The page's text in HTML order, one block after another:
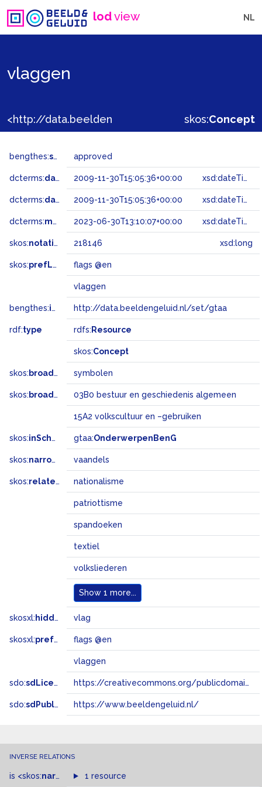
lodview NL
vlaggen
skos:Concept
bengthes:status approved
dcterms:dateAccepted 2009-11-30T15:05:36+00:00 xsd:dateTime
dcterms:dateSubmitted 2009-11-30T15:05:36+00:00 xsd:dateTime
dcterms:modified 2023-06-30T13:10:07+00:00 xsd:dateTime
skos:notation 218146 xsd:long
skos:prefLabel flags @en
vlaggen
bengthes:inSet http://data.beeldengeluid.nl/set/gtaa
rdf:type rdfs: Resource
skos:Concept
skos: broader symbolen
skos: broadMatch 03B0 bestuur en geschiedenis algemeen
15A2 volkscultuur en –gebruiken
skos:inScheme gtaa:OnderwerpenBenG
skos:narrower vaandels
skos:related nationalisme
patriottisme
spandoeken
textiel
volksliederen
Show 1 more...
skosxl: hiddenLabel vlag
skosxl:prefLabel flags @en
vlaggen
sdo:sdLicense https://creativecommons.org/publicdomain/zero/1.0/
sdo:sdPublisher https://www.beeldengeluid.nl/
INVERSE RELATIONS
is <skos:narrower >of
1 resource